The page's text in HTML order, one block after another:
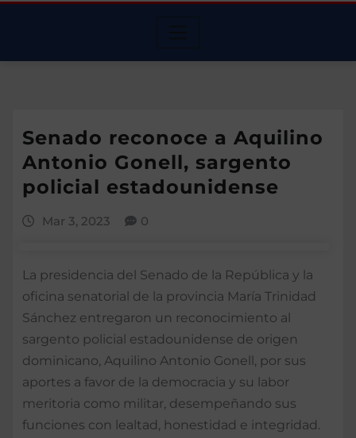
Senado reconoce a Aquilino
Antonio Gonell, sargento
policial estadounidense
Mar 3, 2023 0
La presidencia del Senado de la República y la
oficina senatorial de la provincia María Trinidad
Sánchez entregaron un reconocimiento al
sargento policial estadounidense de origen
dominicano, Aquilino Antonio Gonell, por sus
aportes a favor de la democracia y su labor
meritoria como militar, desempeñando sus
funciones con lealtad, honestidad e integridad.